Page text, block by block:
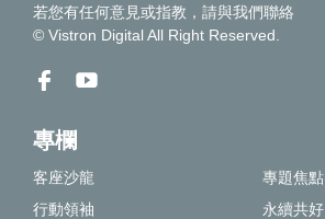
若您有任何意見或指教，請與我們聯絡
© Vistron Digital All Right Reserved.
專欄
客座沙龍
專題焦點
行動領袖
永續共好